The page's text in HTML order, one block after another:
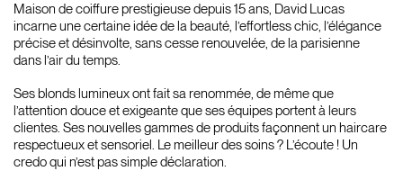
Maison de coiffure prestigieuse depuis 15 ans, David Lucas
incarne une certaine idée de la beauté, l’effortless chic, l’élégance
précise et désinvolte, sans cesse renouvelée, de la parisienne
dans l’air du temps.
Ses blonds lumineux ont fait sa renommée, de même que
l’attention douce et exigeante que ses équipes portent à leurs
clientes. Ses nouvelles gammes de produits façonnent un haircare
respectueux et sensoriel. Le meilleur des soins ? L’écoute ! Un
credo qui n’est pas simple déclaration.